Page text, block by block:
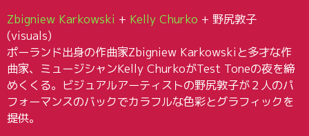
Zbigniew Karkowski + Kelly Churko + 野尻敦子
(visuals)
ポーランド出身の作曲家Zbigniew Karkowskiと多才な作
曲家、ミュージシャンKelly ChurkoがTest Toneの夜を締
めくくる。ビジュアルアーティストの野尻敦子が２人のパ
フォーマンスのバックでカラフルな色彩とグラフィックを
提供。